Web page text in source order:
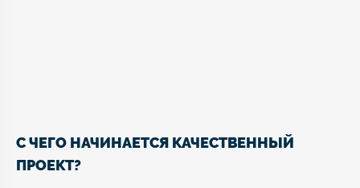
С ЧЕГО НАЧИНАЕТСЯ КАЧЕСТВЕННЫЙ
ПРОЕКТ?